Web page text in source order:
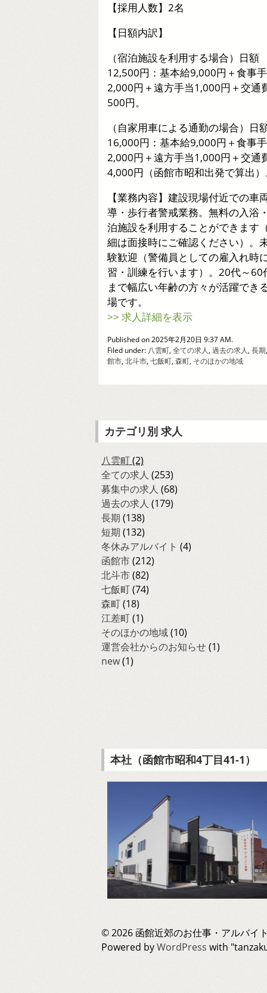
【採用人数】2名
【日額内訳】
（宿泊施設を利用する場合）日額
12,500円：基本給9,000円＋食事
2,000円＋遠方手当1,000円＋交通
500円。
（自家用車による通勤の場合）日
16,000円：基本給9,000円＋食事
2,000円＋遠方手当1,000円＋交通
4,000円（函館市昭和出発で算出
【業務内容】建設現場付近での車
導・歩行者警戒業務。無料の入浴
泊施設を利用することができます
細は面接時にご確認ください）。
験歓迎（警備員としての雇入れ時
習・訓練を行います）。20代～60
まで幅広い年齢の方々が活躍でき
場です。
>> 求人詳細を表示
Published on 2025年2月20日 9:37 AM.
Filed under: 八雲町, 全ての求人, 過去の求人, 長期
館市, 北斗市, 七飯町, 森町, そのほかの地域
カテゴリ別 求人
八雲町(2)
全ての求人 (253)
募集中の求人 (68)
過去の求人 (179)
長期 (138)
短期 (132)
冬休みアルバイト (4)
函館市(212)
北斗市(82)
七飯町(74)
森町(18)
江差町(1)
そのほかの地域(10)
運営会社からのお知らせ(1)
new(1)
本社（函館市昭和4丁目41-1）
© 2026 函館近郊のお仕事・アルバイ
Powered byWordPress with